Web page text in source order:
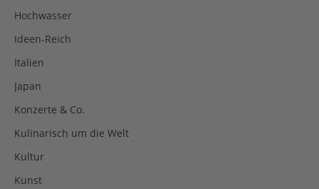
Hochwasser
Ideen-Reich
Italien
Japan
Konzerte & Co.
Kulinarisch um die Welt
Kultur
Kunst